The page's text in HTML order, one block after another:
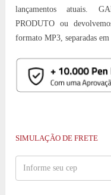
lançamentos atuais.
PRODUTO ou
formato MP3, separadas em
SIMULAÇÃO DE FRETE